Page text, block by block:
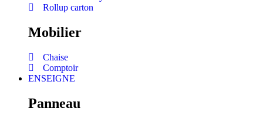
Rollup carton
Mobilier
Chaise
Comptoir
ENSEIGNE
Panneau